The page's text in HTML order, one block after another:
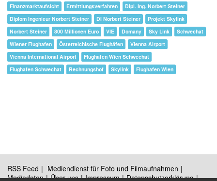
Finanzmarktaufsicht
Ermittlungsverfahren
Dipl. Ing. Norbert Steiner
Diplom Ingenieur Norbert Steiner
DI Norbert Steiner
Projekt Skylink
Norbert Steiner
800 Millionen Euro VIE Domany Sky Link
Schwechat
Wiener Flughafen
Österreichische Flughäfen
Vienna Airport
Vienna International Airport
Flughafen Wien Schwechat
Flughafen Schwechat
Rechnungshof Skylink Flughafen Wien
RSS Feed
Mediendienst für Foto und Filmaufnahmen
Mediadaten
Über uns Impressum Datenschutzerklärung